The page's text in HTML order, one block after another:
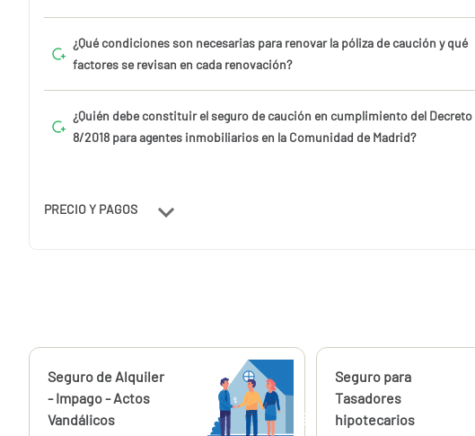
¿Qué condiciones son necesarias para renovar la póliza de caución y qué
factores se revisan en cada renovación?
¿Quién debe constituir el seguro de caución en cumplimiento del Decreto
8/2018 para agentes inmobiliarios en la Comunidad de Madrid?
PRECIO Y PAGOS
Calcúlalo ahora
Seguro de Alquiler
- Impago - Actos
Vandálicos
240,00 €
Calcúlalo ahora
Seguro para
Tasadores
hipotecarios